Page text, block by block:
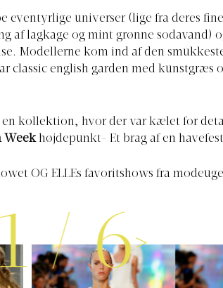
eventyrlige universer (lige fra deres
af lagkage og mint grønne sodavand)
Modellerne kom ind af den
classic english garden med kunstgræs
en kollektion, hvor der var kælet for
Weekhøjdepunkt- Et brag af en
OG ELLEs favoritshows fra
/6